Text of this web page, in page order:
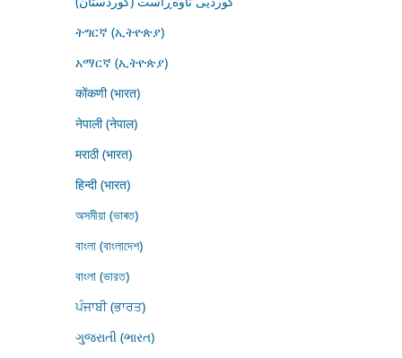
ትግርኛ (ኢትዮጵያ)
አማርኛ (ኢትዮጵያ)
कोंकणी (भारत)
नेपाली (नेपाल)
मराठी (भारत)
हिन्दी (भारत)
অসমীয়া (ভাৰত)
বাংলা (বাংলাদেশ)
বাংলা (ভারত)
ਪੰਜਾਬੀ (ਭਾਰਤ)
ગુજરાતી (ભારત)